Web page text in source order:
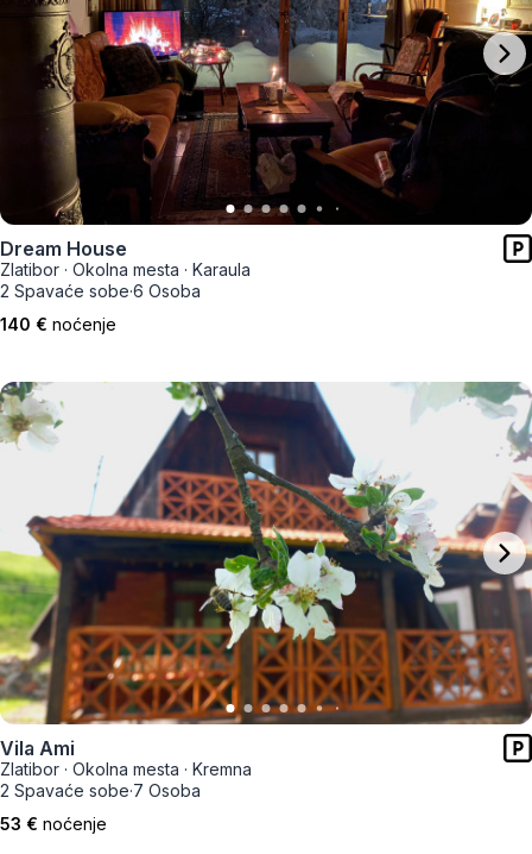
Dream House
Zlatibor · Okolna mesta · Karaula
2 Spavaće sobe·6 Osoba
140 € noćenje
Vila Ami
Zlatibor · Okolna mesta · Kremna
2 Spavaće sobe·7 Osoba
53 € noćenje